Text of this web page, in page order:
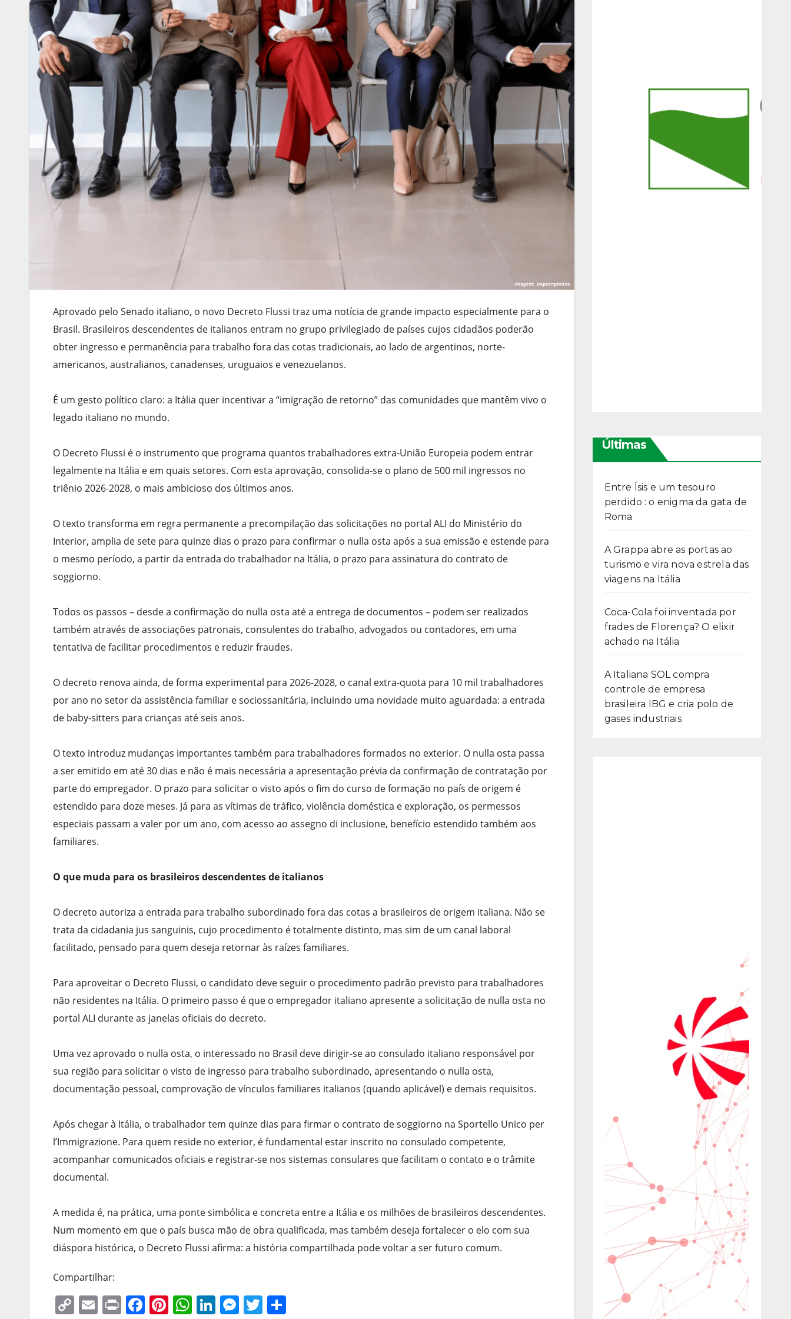
Aprovado pelo Senado italiano, o novo Decreto Flussi traz uma notícia de grande impacto especialmente para o
Brasil. Brasileiros descendentes de italianos entram no grupo privilegiado de países cujos cidadãos poderão
obter ingresso e permanência para trabalho fora das cotas tradicionais, ao lado de argentinos, norte-
americanos, australianos, canadenses, uruguaios e venezuelanos.
É um gesto político claro: a Itália quer incentivar a “imigração de retorno” das comunidades que mantêm vivo o
legado italiano no mundo.
O Decreto Flussi é o instrumento que programa quantos trabalhadores extra-União Europeia podem entrar
legalmente na Itália e em quais setores. Com esta aprovação, consolida-se o plano de 500 mil ingressos no
triênio 2026-2028, o mais ambicioso dos últimos anos.
O texto transforma em regra permanente a precompilação das solicitações no portal ALI do Ministério do
Interior, amplia de sete para quinze dias o prazo para confirmar o nulla osta após a sua emissão e estende para
o mesmo período, a partir da entrada do trabalhador na Itália, o prazo para assinatura do contrato de
soggiorno.
Todos os passos – desde a confirmação do nulla osta até a entrega de documentos – podem ser realizados
também através de associações patronais, consulentes do trabalho, advogados ou contadores, em uma
tentativa de facilitar procedimentos e reduzir fraudes.
O decreto renova ainda, de forma experimental para 2026-2028, o canal extra-quota para 10 mil trabalhadores
por ano no setor da assistência familiar e sociossanitária, incluindo uma novidade muito aguardada: a entrada
de baby-sitters para crianças até seis anos.
O texto introduz mudanças importantes também para trabalhadores formados no exterior. O nulla osta passa
a ser emitido em até 30 dias e não é mais necessária a apresentação prévia da confirmação de contratação por
parte do empregador. O prazo para solicitar o visto após o fim do curso de formação no país de origem é
estendido para doze meses. Já para as vítimas de tráfico, violência doméstica e exploração, os permessos
especiais passam a valer por um ano, com acesso ao assegno di inclusione, benefício estendido também aos
familiares.
O que muda para os brasileiros descendentes de italianos
O decreto autoriza a entrada para trabalho subordinado fora das cotas a brasileiros de origem italiana. Não se
trata da cidadania jus sanguinis, cujo procedimento é totalmente distinto, mas sim de um canal laboral
facilitado, pensado para quem deseja retornar às raízes familiares.
Para aproveitar o Decreto Flussi, o candidato deve seguir o procedimento padrão previsto para trabalhadores
não residentes na Itália. O primeiro passo é que o empregador italiano apresente a solicitação de nulla osta no
portal ALI durante as janelas oficiais do decreto.
Uma vez aprovado o nulla osta, o interessado no Brasil deve dirigir-se ao consulado italiano responsável por
sua região para solicitar o visto de ingresso para trabalho subordinado, apresentando o nulla osta,
documentação pessoal, comprovação de vínculos familiares italianos (quando aplicável) e demais requisitos.
Após chegar à Itália, o trabalhador tem quinze dias para firmar o contrato de soggiorno na Sportello Unico per
l’Immigrazione. Para quem reside no exterior, é fundamental estar inscrito no consulado competente,
acompanhar comunicados oficiais e registrar-se nos sistemas consulares que facilitam o contato e o trâmite
documental.
A medida é, na prática, uma ponte simbólica e concreta entre a Itália e os milhões de brasileiros descendentes.
Num momento em que o país busca mão de obra qualificada, mas também deseja fortalecer o elo com sua
diáspora histórica, o Decreto Flussi afirma: a história compartilhada pode voltar a ser futuro comum.
Compartilhar:
C E Pr F Pi W Li M T
Últimas
Entre Ísis e um tesouro
perdido : o enigma da gata de
Roma
A Grappa abre as portas ao
turismo e vira nova estrela das
viagens na Itália
Coca-Cola foi inventada por
frades de Florença? O elixir
achado na Itália
A Italiana SOL compra
controle de empresa
brasileira IBG e cria polo de
gases industriais